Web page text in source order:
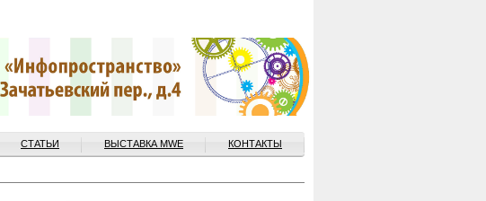
СТАТЬИ ВЫСТАВКА MWE КОНТАКТЫ